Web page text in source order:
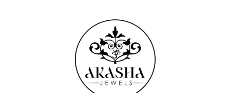
c
í
p
r
v
k
y
á
n
í